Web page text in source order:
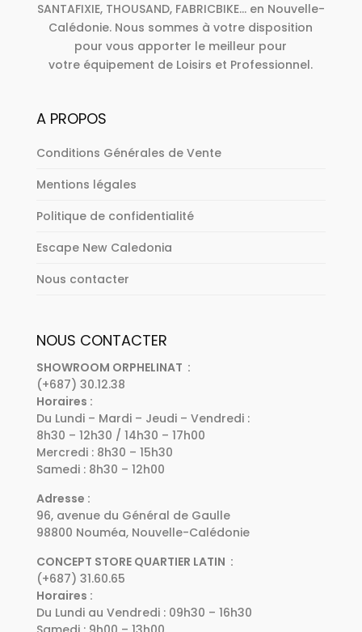
SANTAFIXIE, THOUSAND, FABRICBIKE... en Nouvelle-
Calédonie. Nous sommes à votre disposition
pour vous apporter le meilleur pour
votre équipement de Loisirs et Professionnel.
A PROPOS
Conditions Générales de Vente
Mentions légales
Politique de confidentialité
Escape New Caledonia
Nous contacter
NOUS CONTACTER
SHOWROOM ORPHELINAT :
(+687) 30.12.38
Horaires :
Du Lundi – Mardi – Jeudi – Vendredi :
8h30 – 12h30 / 14h30 – 17h00
Mercredi : 8h30 – 15h30
Samedi : 8h30 – 12h00
Adresse :
96, avenue du Général de Gaulle
98800 Nouméa, Nouvelle-Calédonie
CONCEPT STORE QUARTIER LATIN :
(+687) 31.60.65
Horaires :
Du Lundi au Vendredi : 09h30 – 16h30